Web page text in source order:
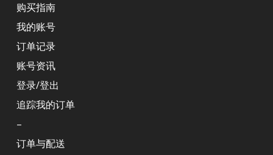
购买指南
我的账号
订单记录
账号资讯
登录/登出
追踪我的订单
–
订单与配送